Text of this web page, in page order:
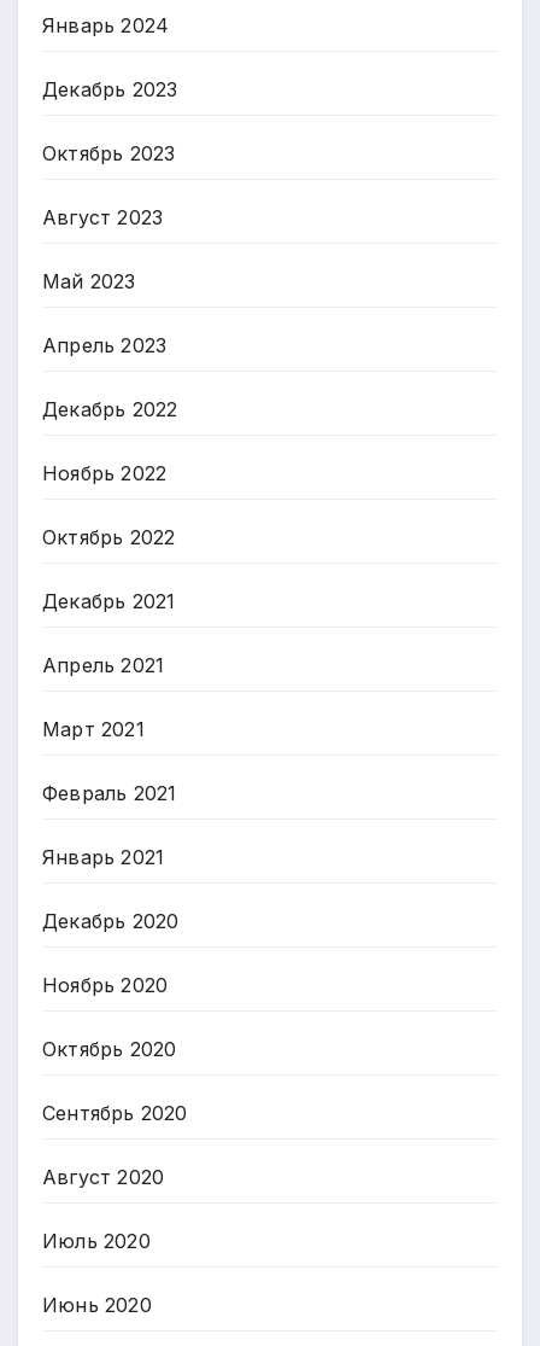
Январь 2024
Декабрь 2023
Октябрь 2023
Август 2023
Май 2023
Апрель 2023
Декабрь 2022
Ноябрь 2022
Октябрь 2022
Декабрь 2021
Апрель 2021
Март 2021
Февраль 2021
Январь 2021
Декабрь 2020
Ноябрь 2020
Октябрь 2020
Сентябрь 2020
Август 2020
Июль 2020
Июнь 2020